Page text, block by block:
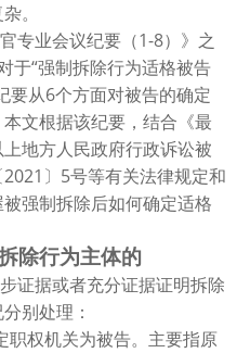
。
专业会议纪要（1-8）》之
于“强制拆除行为适格被告
要从6个方面对被告的确定
文根据该纪要，结合《最
地方人民政府行政诉讼被
〕5号等有关法律规定和
强制拆除后如何确定适格
除行为主体的
证据或者充分证据证明拆除
别处理：
职权机关为被告。主要指原